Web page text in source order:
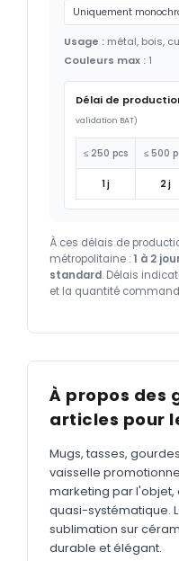
Uniquement
Usage : métal, bois,
Couleurs max : 1
Délai de
validation BAT)
≤ 250 pcs ≤ 500
1 j 2 j
À ces délais de
métropolitaine : 1 à 2
standard. Délais
et la quantité
À propos des
articles pour
Mugs, tasses,
vaisselle
marketing par l'objet,
quasi-systématique.
sublimation sur
durable et élégant.